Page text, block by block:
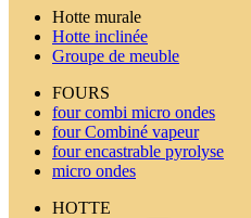
Hotte murale
Hotte inclinée
Groupe de meuble
FOURS
four combi micro ondes
four Combiné vapeur
four encastrable pyrolyse
micro ondes
HOTTE